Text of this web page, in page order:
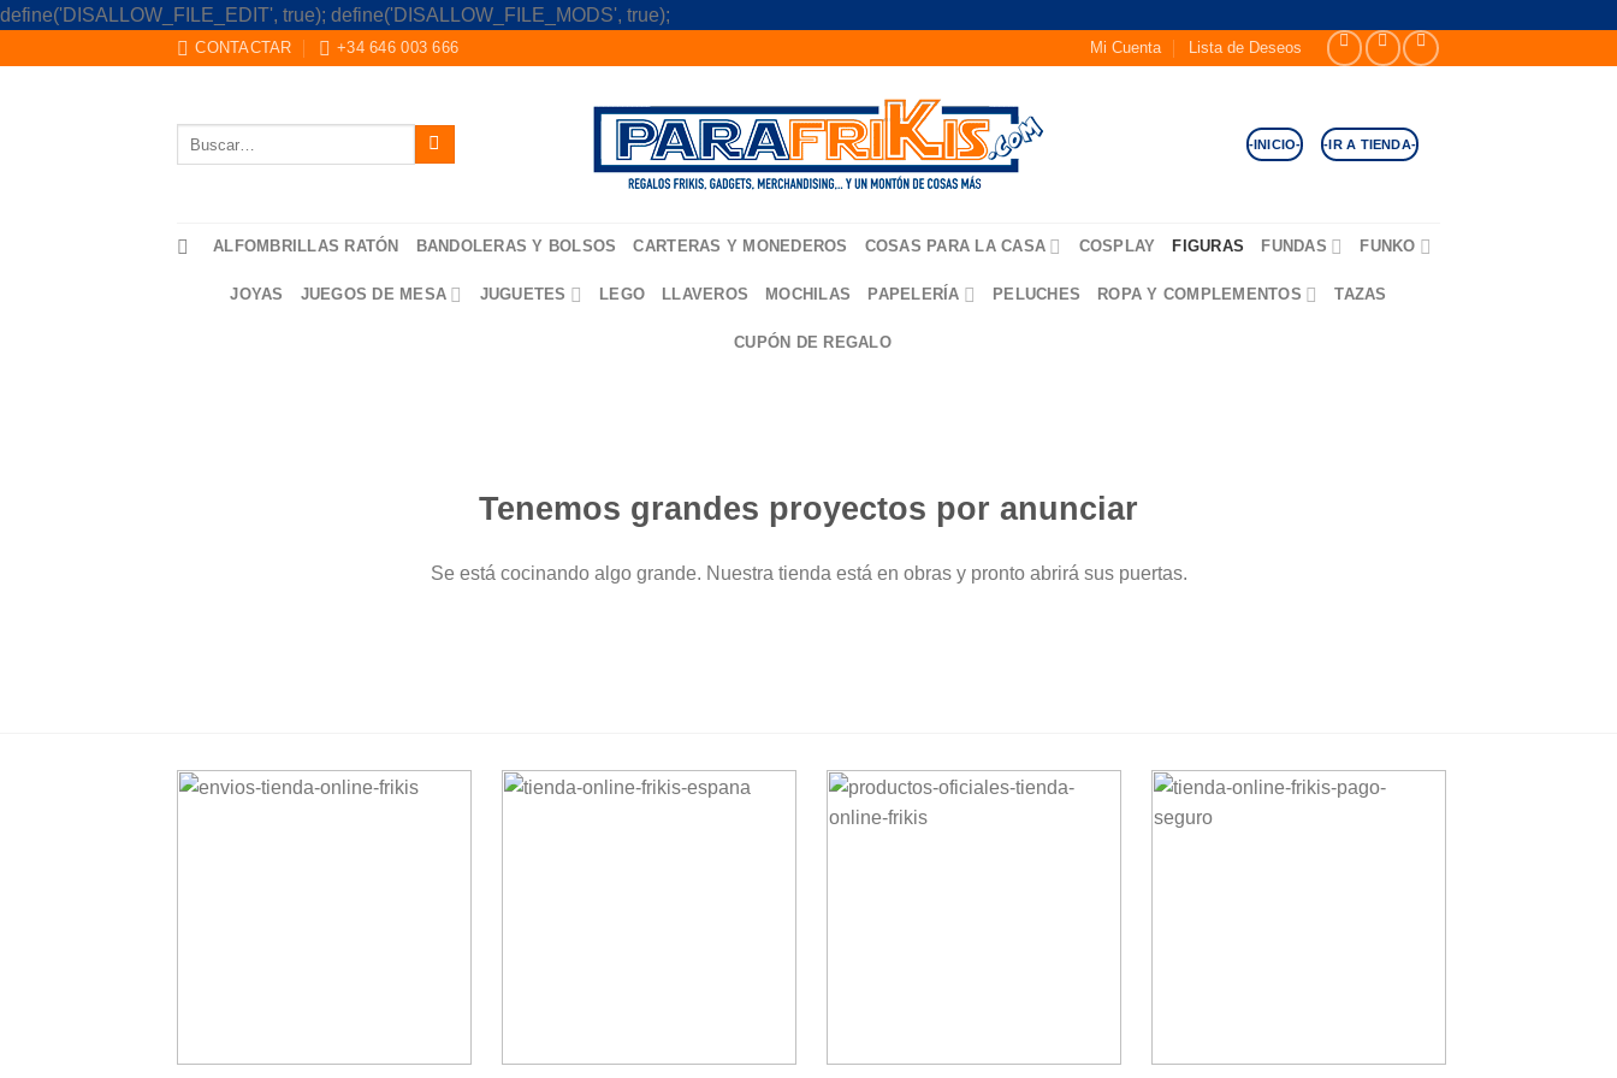
define('DISALLOW_FILE_EDIT', true); define('DISALLOW_FILE_MODS', true);
CONTACTAR +34 646 003 666 Mi Cuenta Lista de Deseos
-INICIO- -IR A TIENDA-
ALFOMBRILLAS RATÓN BANDOLERAS Y BOLSOS CARTERAS Y MONEDEROS COSAS PARA LA CASA COSPLAY FIGURAS FUNDAS FUNKO
JOYAS JUEGOS DE MESA JUGUETES LEGO LLAVEROS MOCHILAS PAPELERÍA PELUCHES ROPA Y COMPLEMENTOS TAZAS
CUPÓN DE REGALO
Tenemos grandes proyectos por anunciar
Se está cocinando algo grande. Nuestra tienda está en obras y pronto abrirá sus puertas.